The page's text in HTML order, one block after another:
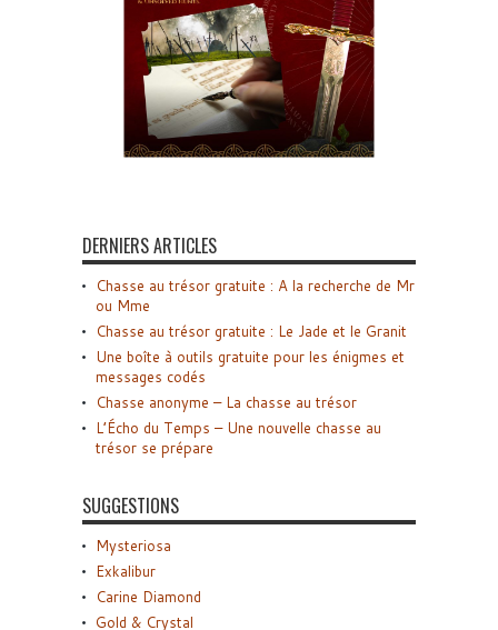
DERNIERS ARTICLES
Chasse au trésor gratuite : A la recherche de Mr
ou Mme
Chasse au trésor gratuite : Le Jade et le Granit
Une boîte à outils gratuite pour les énigmes et
messages codés
Chasse anonyme – La chasse au trésor
L’Écho du Temps – Une nouvelle chasse au
trésor se prépare
SUGGESTIONS
Mysteriosa
Exkalibur
Carine Diamond
Gold & Crystal